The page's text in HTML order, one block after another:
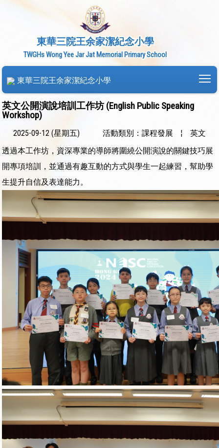
東華三院王余家潔紀念小學
TWGHs Wong Yee Jar Jat Memorial Primary School
東華三院王余家潔紀念小學
英文公開演說培訓工作坊 (English Public Speaking
Workshop)
2025-09-12 (星期五) 活動類別：課程發展 ¦
英文
透過本工作坊，資深專業的導師將圍繞公開演說的關鍵技巧展
開專項培訓，並通過有趣互動的方式與學生一起練習，幫助學
生提升自信及表達能力。